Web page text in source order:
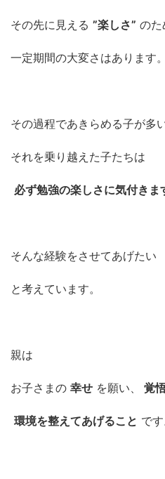
その先に見える ”楽しさ” のた
一定期間の大変さはあります。
その過程であきらめる子が多
それを乗り越えた子たちは
必ず勉強の楽しさに気付きま
そんな経験をさせてあげたい
と考えています。
親は
お子さまの 幸せ を願い、 覚
環境を整えてあげること です